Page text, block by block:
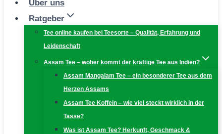
Über uns
Ratgeber
Tee online kaufen bei Teesorte – Qualität, Erfahrung und
Leidenschaft
Assam Tee – woher kommt der kräftige Tee aus Indien?
Assam Mangalam Tee – ein besonderer Tee aus dem
Herzen Assams
Assam Tee Koffein – wie viel steckt wirklich in der
Tasse?
Was ist Assam Tee? Herkunft, Geschmack &